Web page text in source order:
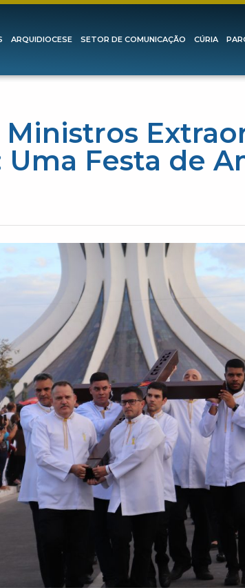
ARQUIDIOCESE SETOR DE COMUNICAÇÃO CÚRIA
Festa de